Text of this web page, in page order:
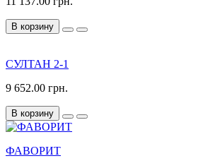
В корзину
СУЛТАН 2-1
9 652.00 грн.
В корзину
ФАВОРИТ